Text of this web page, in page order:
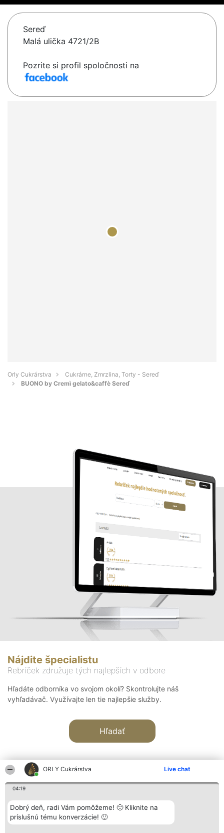
ORLY Cukrárstva Live chat
04:19
Dobrý deň, radi Vám pomôžeme! 🙂 Kliknite na
príslušnú tému konverzácie! 🙂
Sereď
Malá ulička 4721/2B
Pozrite si profil spoločnosti na
Orly Cukrárstva
Cukrárne, Zmrzlina, Torty - Sereď
BUONO by Cremì gelato&caffè Sereď
Nájdite špecialistu
Rebríček združuje tých najlepších v odbore
Hľadáte odborníka vo svojom okolí? Skontrolujte náš
vyhľadávač. Využívajte len tie najlepšie služby.
Hľadať
Organizátor hodnotenia
Bright Side Solutions sp. z o.
o. sp. k.
Hodnotenie
Laureáti
Lista
Kontakt
Kontakt